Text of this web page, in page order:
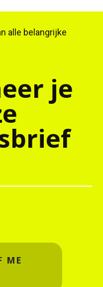
alle belangrijke
je
ME